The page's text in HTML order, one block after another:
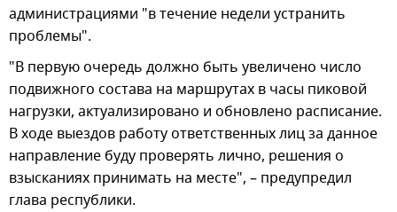
администрациями "в течение недели устранить
проблемы".
"В первую очередь должно быть увеличено число
подвижного состава на маршрутах в часы пиковой
нагрузки, актуализировано и обновлено расписание.
В ходе выездов работу ответственных лиц за данное
направление буду проверять лично, решения о
взысканиях принимать на месте", – предупредил
глава республики.